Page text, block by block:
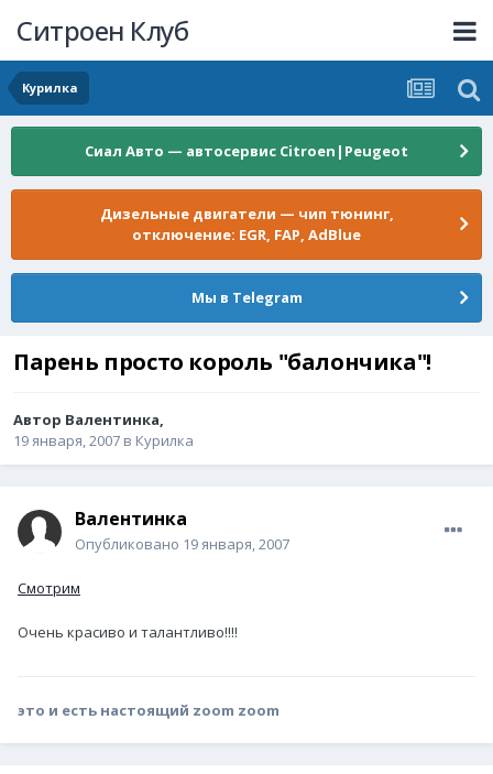
Ситроен Клуб
Курилка
Сиал Авто — автосервис Citroen|Peugeot
Дизельные двигатели — чип тюнинг,
отключение: EGR, FAP, AdBlue
Мы в Telegram
Парень просто король "балончика"!
Автор Валентинка,
19 января, 2007 в Курилка
Валентинка
Опубликовано 19 января, 2007
Смотрим
Очень красиво и талантливо!!!!
это и есть настоящий zoom zoom